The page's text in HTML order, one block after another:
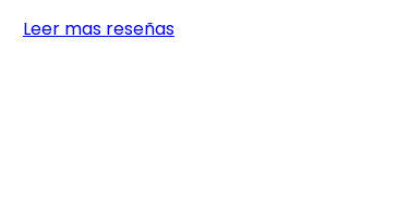
Leer mas reseñas